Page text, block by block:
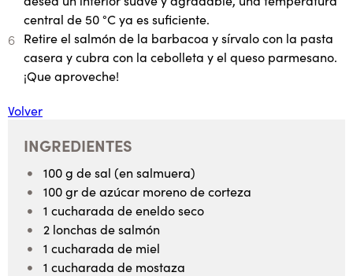
central de 50 °C ya es suficiente.
Retire el salmón de la barbacoa y sírvalo con la pasta
casera y cubra con la cebolleta y el queso parmesano.
¡Que aproveche!
Volver
INGREDIENTES
100 g de sal (en salmuera)
100 gr de azúcar moreno de corteza
1 cucharada de eneldo seco
2 lonchas de salmón
1 cucharada de miel
1 cucharada de mostaza